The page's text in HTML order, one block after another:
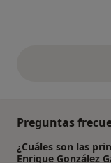
Preguntas
¿Cuáles son las
Enrique González